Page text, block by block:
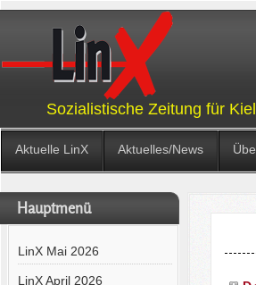
Sozialistische Zeitung für Kiel
Aktuelle LinX Aktuelles/News
Hauptmenü
LinX Mai 2026
LinX April 2026